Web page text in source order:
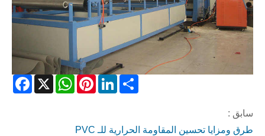
X
WhatsAppPinterestLinkedInShare
سابق :
طرق ومزايا تحسين المقاومة الحرارية للـ PVC